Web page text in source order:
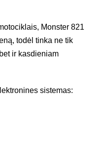
Monster 821
todėl tinka ne tik
ir kasdieniam
sistemas: